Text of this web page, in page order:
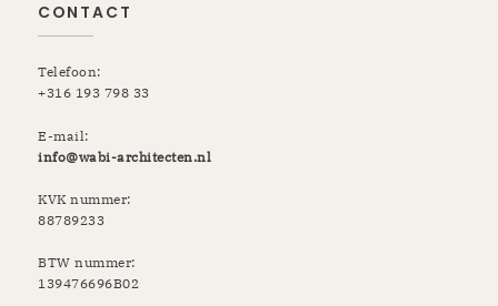
CONTACT
Telefoon:
+316 193 798 33
E-mail:
info@wabi-architecten.nl
KVK nummer:
88789233
BTW nummer:
139476696B02